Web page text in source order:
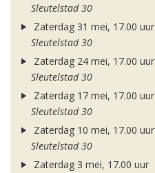
Sleutelstad 30
Zaterdag 31 mei, 17.00 uur
Sleutelstad 30
Zaterdag 24 mei, 17.00 uur
Sleutelstad 30
Zaterdag 17 mei, 17.00 uur
Sleutelstad 30
Zaterdag 10 mei, 17.00 uur
Sleutelstad 30
Zaterdag 3 mei, 17.00 uur